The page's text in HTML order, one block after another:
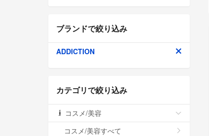
ブランドで絞り込み
ADDICTION
カテゴリで絞り込み
コスメ/美容
コスメ/美容すべて